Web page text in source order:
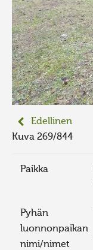
Edellinen
Kuva 269/844
Paikka
Pyhän
luonnonpaikan
nimi/nimet